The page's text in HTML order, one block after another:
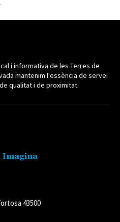
i informativa de les Terres de
mantenim l'essència de servei
qualitat i de proximitat.
Imagina
43500